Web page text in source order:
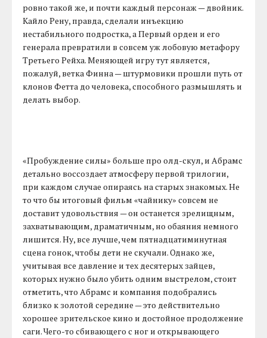
ровно такой же, и почти каждый персонаж — двойник.
Кайло Рену, правда, сделали инъекцию
нестабильного подростка, а Первый орден и его
генерала превратили в совсем уж лобовую метафору
Третьего Рейха. Меняющей игру тут является,
пожалуй, ветка Финна — штурмовики прошли путь от
клонов Фетта до человека, способного размышлять и
делать выбор.
«Пробуждение силы» больше про олд-скул, и Абрамс
детально воссоздает атмосферу первой трилогии,
при каждом случае опираясь на старых знакомых. Не
то что бы итоговый фильм «чайнику» совсем не
доставит удовольствия — он останется зрелищным,
захватывающим, драматичным, но обаяния немного
лишится. Ну, все лучше, чем пятнадцатиминутная
сцена гонок, чтобы дети не скучали. Однако же,
учитывая все давление и тех десятерых зайцев,
которых нужно было убить одним выстрелом, стоит
отметить, что Абрамс и компания подобрались
близко к золотой середине — это действительно
хорошее зрительское кино и достойное продолжение
саги. Чего-то сбивающего с ног и открывающего